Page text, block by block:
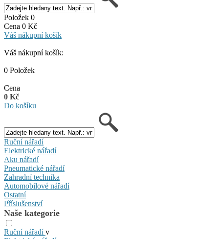
Položek 0
Cena 0 Kč
Váš nákupní košík
Váš nákupní košík:
0 Položek
Cena
0 Kč
Do košíku
Ruční nářadí
Elektrické nářadí
Aku nářadí
Pneumatické nářadí
Zahradní technika
Automobilové nářadí
Ostatní
Příslušenství
Naše kategorie
Ruční nářadív